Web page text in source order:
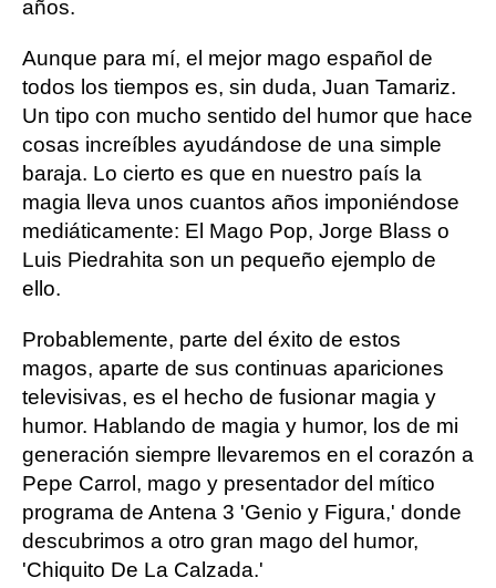
años.
Aunque para mí, el mejor mago español de
todos los tiempos es, sin duda, Juan Tamariz.
Un tipo con mucho sentido del humor que hace
cosas increíbles ayudándose de una simple
baraja. Lo cierto es que en nuestro país la
magia lleva unos cuantos años imponiéndose
mediáticamente: El Mago Pop, Jorge Blass o
Luis Piedrahita son un pequeño ejemplo de
ello.
Probablemente, parte del éxito de estos
magos, aparte de sus continuas apariciones
televisivas, es el hecho de fusionar magia y
humor. Hablando de magia y humor, los de mi
generación siempre llevaremos en el corazón a
Pepe Carrol, mago y presentador del mítico
programa de Antena 3 'Genio y Figura,' donde
descubrimos a otro gran mago del humor,
'Chiquito De La Calzada.'